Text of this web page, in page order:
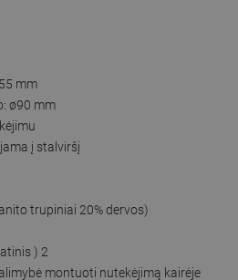
mm
ø90 mm
į stalviršį
trupiniai 20% dervos)
) 2
montuoti nutekėjimą kairėje